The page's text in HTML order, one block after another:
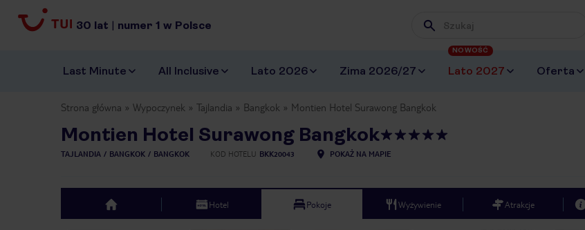
30 lat | numer 1 w Polsce Wpisz frazę, której szukasz
Last Minute All Inclusive Lato 2026 Zima 2026/27 Lato 2027
NOWOŚĆ
Oferta
Strona główna Wypoczynek Tajlandia Bangkok Montien Hotel Surawong Bangkok
Montien Hotel Surawong Bangkok
TAJLANDIA BANGKOK BANGKOK KOD HOTELU BKK20043 POKAŻ NA MAPIE
top Hotel Pokoje Wyżywienie Atrakcje